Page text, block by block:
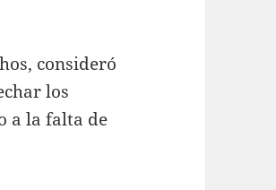
consideró
los
a la falta de